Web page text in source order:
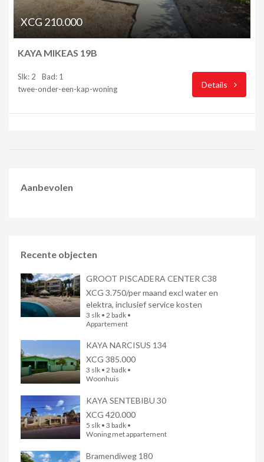
XCG 210.000
KAYA MIKEAS 19B
Slk: 2
Bad: 1
twee-onder-een-kap-woning
Details
Aanbevolen
Recente objecten
GROOT PISCADERA CENTER C38
XCG 3.750/per maand excl water en
elektra, inclusief service kosten
3 slk • 2 badk •
Appartement
KAYA NARCISUS 134
XCG 385.000
3 slk • 2 badk •
Woonhuis
KAYA SENTEBIBU 30
XCG 420.000
5 slk • 3 badk •
Woning met appartement
Bramendiweg 180